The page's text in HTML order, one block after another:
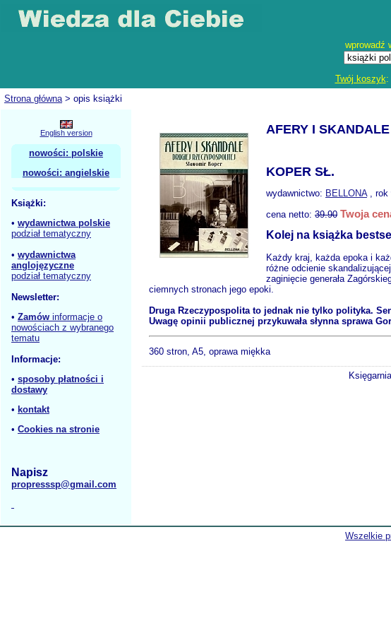
wprowadź
Twój koszyk:
Strona główna> opis książki
English version
nowości: polskie
nowości: angielskie
Książki:
• wydawnictwa polskie
podział tematyczny
• wydawnictwa
anglojęzyczne
podział tematyczny
Newsletter:
• Zamów informacje o
nowościach z wybranego
tematu
Informacje:
• sposoby płatności i
dostawy
• kontakt
• Cookies na stronie
Napisz
propresssp@gmail.com
AFERY I
KOPER SŁ.
wydawnictwo: BELLONA, rok
cena netto: 39.90 Twoja
Kolej na książka
Każdy kraj, każda epoka i
różne odcienie
zaginięcie generała
ciemnych stronach jego epoki.
Druga Rzeczypospolita to jednak nie tylko polityka.
Uwagę opinii publicznej przykuwała słynna sprawa
360 stron, A5, oprawa miękka
Wszelkie